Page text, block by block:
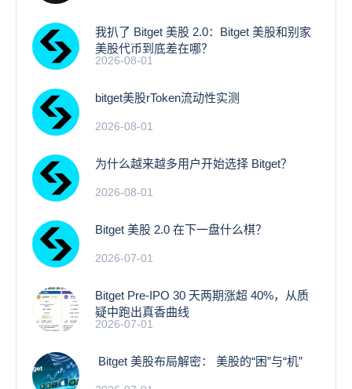
我扒了 Bitget 美股 2.0：Bitget 美股和别家
美股代币到底差在哪？
2026-08-01
bitget美股rToken流动性实测
2026-08-01
为什么越来越多用户开始选择 Bitget？
2026-08-01
Bitget 美股 2.0 在下一盘什么棋？
2026-07-01
Bitget Pre-IPO 30 天两期涨超 40%，从质
疑中跑出真香曲线
2026-07-01
Bitget 美股布局解密： 美股的“困”与“机”